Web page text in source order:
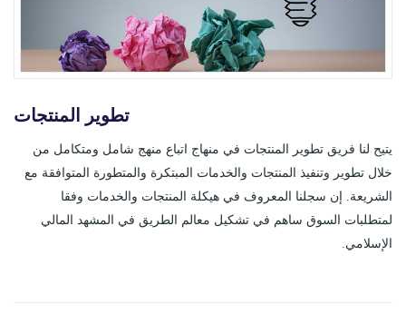
تطوير المنتجات
يتيح لنا فريق تطوير المنتجات في منهاج اتباع منهج شامل ومتكامل من
خلال تطوير وتنفيذ المنتجات والخدمات المبتكرة والمتطورة المتوافقة مع
الشريعة. إن سجلنا المعروف في هيكلة المنتجات والخدمات وفقا
لمتطلبات السوق ساهم في تشكيل معالم الطريق في المشهد المالي
الإسلامي.